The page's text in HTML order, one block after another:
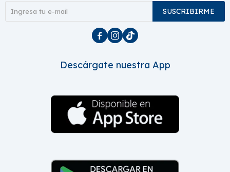
SUSCRIBIRME
  
Descárgate nuestra App